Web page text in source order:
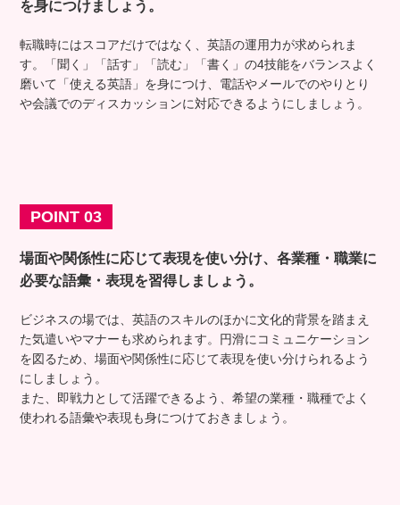
を身につけましょう。
転職時にはスコアだけではなく、英語の運用力が求められま
す。「聞く」「話す」「読む」「書く」の4技能をバランスよく
磨いて「使える英語」を身につけ、電話やメールでのやりとり
や会議でのディスカッションに対応できるようにしましょう。
POINT 03
場面や関係性に応じて表現を使い分け、各業種・職業に
必要な語彙・表現を習得しましょう。
ビジネスの場では、英語のスキルのほかに文化的背景を踏まえ
た気遣いやマナーも求められます。円滑にコミュニケーション
を図るため、場面や関係性に応じて表現を使い分けられるよう
にしましょう。
また、即戦力として活躍できるよう、希望の業種・職種でよく
使われる語彙や表現も身につけておきましょう。